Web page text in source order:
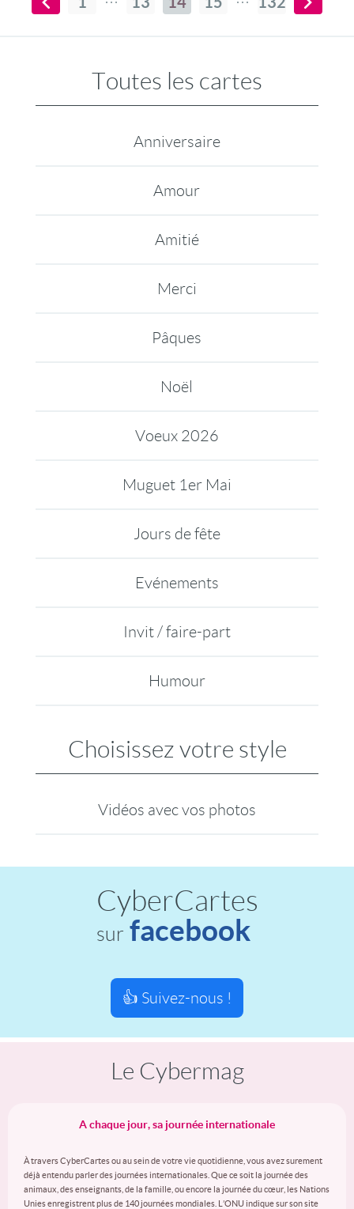
Toutes les cartes
Anniversaire
Amour
Amitié
Merci
Pâques
Noël
Voeux 2026
Muguet 1er Mai
Jours de fête
Evénements
Invit / faire-part
Humour
Choisissez votre style
Vidéos avec vos photos
CyberCartes
sur facebook
👍 Suivez-nous !
Le Cybermag
A chaque jour, sa journée internationale
À travers CyberCartes ou au sein de votre vie quotidienne, vous avez surement
déjà entendu parler des journées internationales. Que ce soit la journée des
animaux, des enseignants, de la famille, ou encore la journée du cœur, les Nations
Unies enregistrent plus de 140 journées mondiales. L’ONU indique sur son site